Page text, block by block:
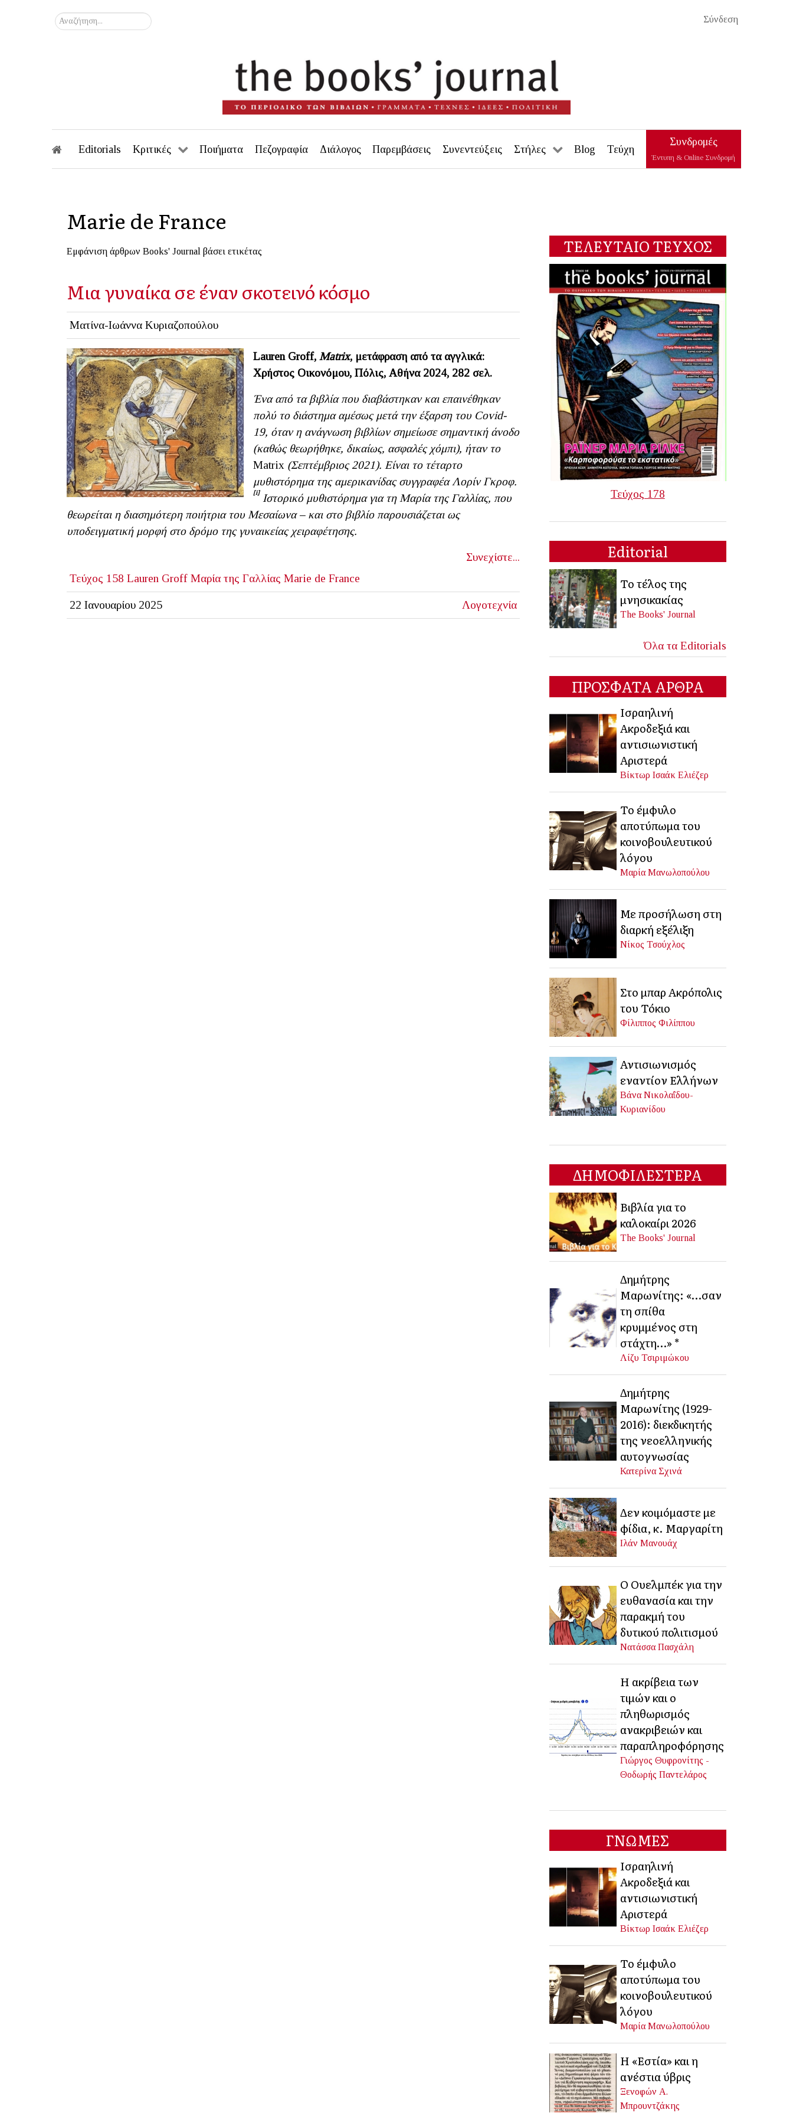
Σύνδεση
Αναζήτηση...
Editorials Κριτικές Ποιήματα Πεζογραφία Διάλογος Παρεμβάσεις Συνεντεύξεις Στήλες Blog Τεύχη
Συνδρομές
Έντυπη & Online Συνδρομή
Marie de France
Εμφάνιση άρθρων Books' Journal βάσει ετικέτας
Μια γυναίκα σε έναν σκοτεινό κόσμο
Ματίνα-Ιωάννα Κυριαζοπούλου
Lauren Groff, Matrix, μετάφραση από τα αγγλικά:
Χρήστος Οικονόμου, Πόλις, Αθήνα 2024, 282 σελ.
Ένα από τα βιβλία που διαβάστηκαν και επαινέθηκαν
πολύ το διάστημα αμέσως μετά την έξαρση τoυ Covid-
19, όταν η ανάγνωση βιβλίων σημείωσε σημαντική άνοδο
(καθώς θεωρήθηκε, δικαίως, ασφαλές χόμπι), ήταν το
Matrix (Σεπτέμβριος 2021). Είναι το τέταρτο
μυθιστόρημα της αμερικανίδας συγγραφέα Λορίν Γκροφ.
[i] Ιστορικό μυθιστόρημα για τη Μαρία της Γαλλίας, που
θεωρείται η διασημότερη ποιήτρια του Μεσαίωνα – και στο βιβλίο παρουσιάζεται ως
υποδειγματική μορφή στο δρόμο της γυναικείας χειραφέτησης.
Συνεχίστε...
Τεύχος 158 Lauren Groff Μαρία της Γαλλίας Marie de France
22 Ιανουαρίου 2025 Λογοτεχνία
ΤΕΛΕΥΤΑΙΟ ΤΕΥΧΟΣ
Τεύχος 178
Editorial
Το τέλος της
μνησικακίας
The Books' Journal
Όλα τα Editorials
ΠΡΟΣΦΑΤΑ ΑΡΘΡΑ
Ισραηλινή
Ακροδεξιά και
αντισιωνιστική
Αριστερά
Βίκτωρ Ισαάκ Ελιέζερ
Το έμφυλο
αποτύπωμα του
κοινοβουλευτικού
λόγου
Μαρία Μανωλοπούλου
Με προσήλωση στη
διαρκή εξέλιξη
Νίκος Τσούχλος
Στο μπαρ Ακρόπολις
του Τόκιο
Φίλιππος Φιλίππου
Αντισιωνισμός
εναντίον Ελλήνων
Βάνα Νικολαΐδου-
Κυριανίδου
ΔΗΜΟΦΙΛΕΣΤΕΡΑ
Βιβλία για το
καλοκαίρι 2026
The Books' Journal
Δημήτρης
Μαρωνίτης: «…σαν
τη σπίθα
κρυμμένος στη
στάχτη…» *
Λίζυ Τσιριμώκου
Δημήτρης
Μαρωνίτης (1929-
2016): διεκδικητής
της νεοελληνικής
αυτογνωσίας
Κατερίνα Σχινά
Δεν κοιμόμαστε με
φίδια, κ. Μαργαρίτη
Ιλάν Μανουάχ
Ο Ουελμπέκ για την
ευθανασία και την
παρακμή του
δυτικού πολιτισμού
Νατάσσα Πασχάλη
Η ακρίβεια των
τιμών και ο
πληθωρισμός
ανακριβειών και
παραπληροφόρησης
Γιώργος Θυφρονίτης -
Θοδωρής Παντελάρος
ΓΝΩΜΕΣ
Ισραηλινή
Ακροδεξιά και
αντισιωνιστική
Αριστερά
Βίκτωρ Ισαάκ Ελιέζερ
Το έμφυλο
αποτύπωμα του
κοινοβουλευτικού
λόγου
Μαρία Μανωλοπούλου
Η «Εστία» και η
ανέστια ύβρις
Ξενοφών Α.
Μπρουντζάκης